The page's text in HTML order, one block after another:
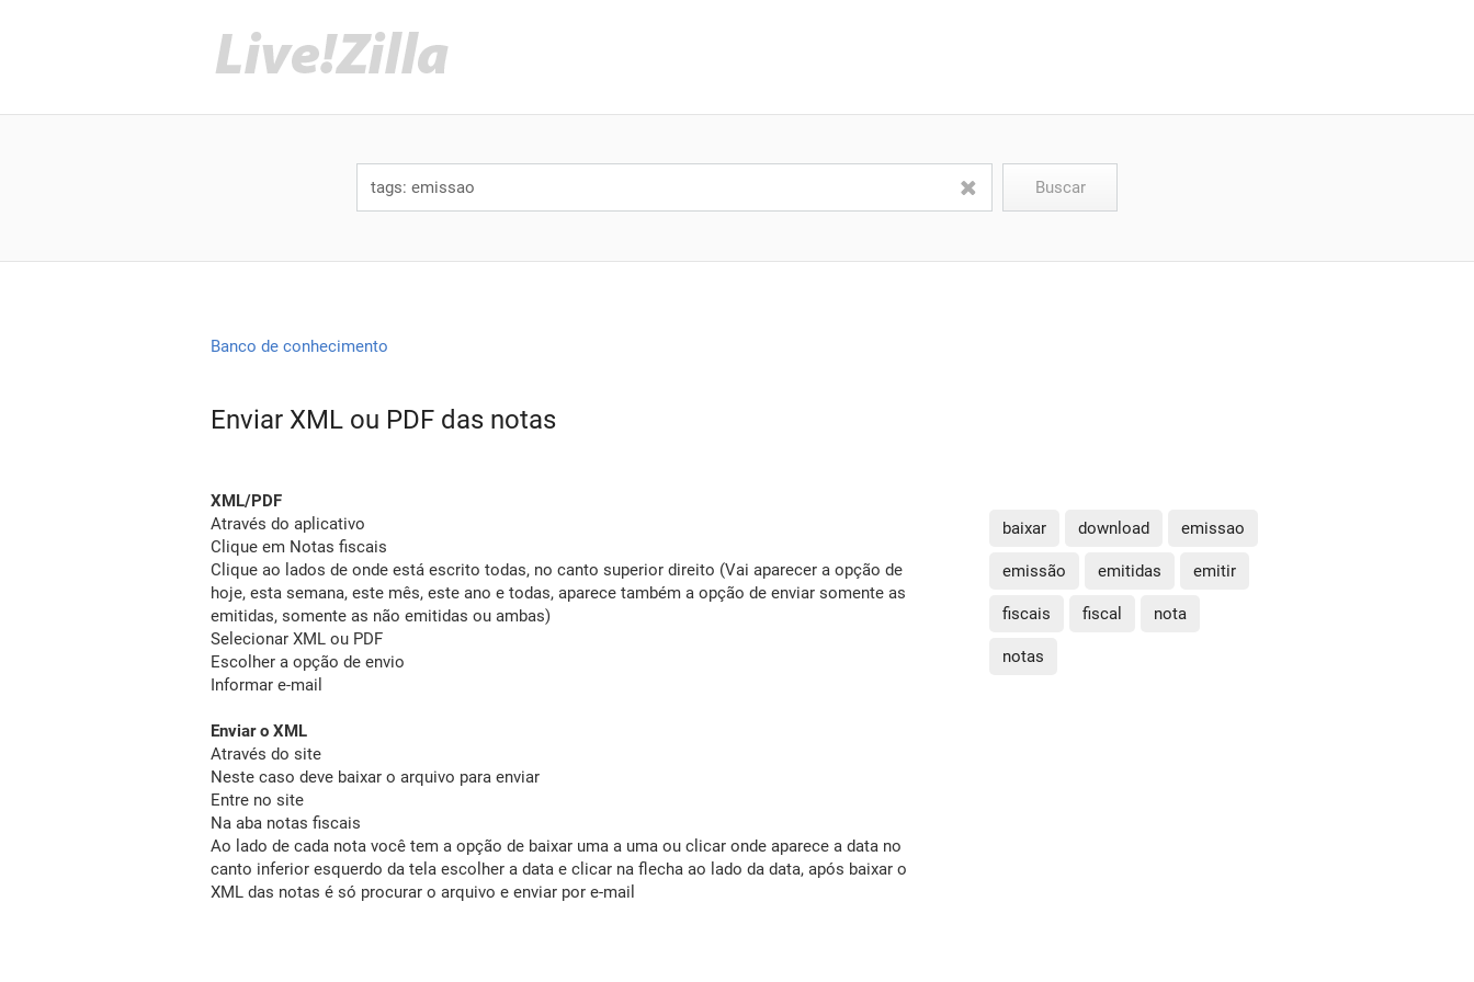
Banco de conhecimento
Enviar XML ou PDF das notas
XML/PDF
Através do aplicativo
Clique em Notas fiscais
Clique ao lados de onde está escrito todas, no canto superior direito (Vai aparecer a opção de
hoje, esta semana, este mês, este ano e todas, aparece também a opção de enviar somente as
emitidas, somente as não emitidas ou ambas)
Selecionar XML ou PDF
Escolher a opção de envio
Informar e-mail
Enviar o XML
Através do site
Neste caso deve baixar o arquivo para enviar
Entre no site
Na aba notas fiscais
Ao lado de cada nota você tem a opção de baixar uma a uma ou clicar onde aparece a data no
canto inferior esquerdo da tela escolher a data e clicar na flecha ao lado da data, após baixar o
XML das notas é só procurar o arquivo e enviar por e-mail
baixar download emissao
emissão emitidas emitir
fiscais fiscal nota
notas